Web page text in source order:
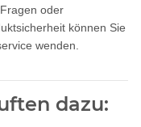
oder
können Sie
wenden.
dazu: